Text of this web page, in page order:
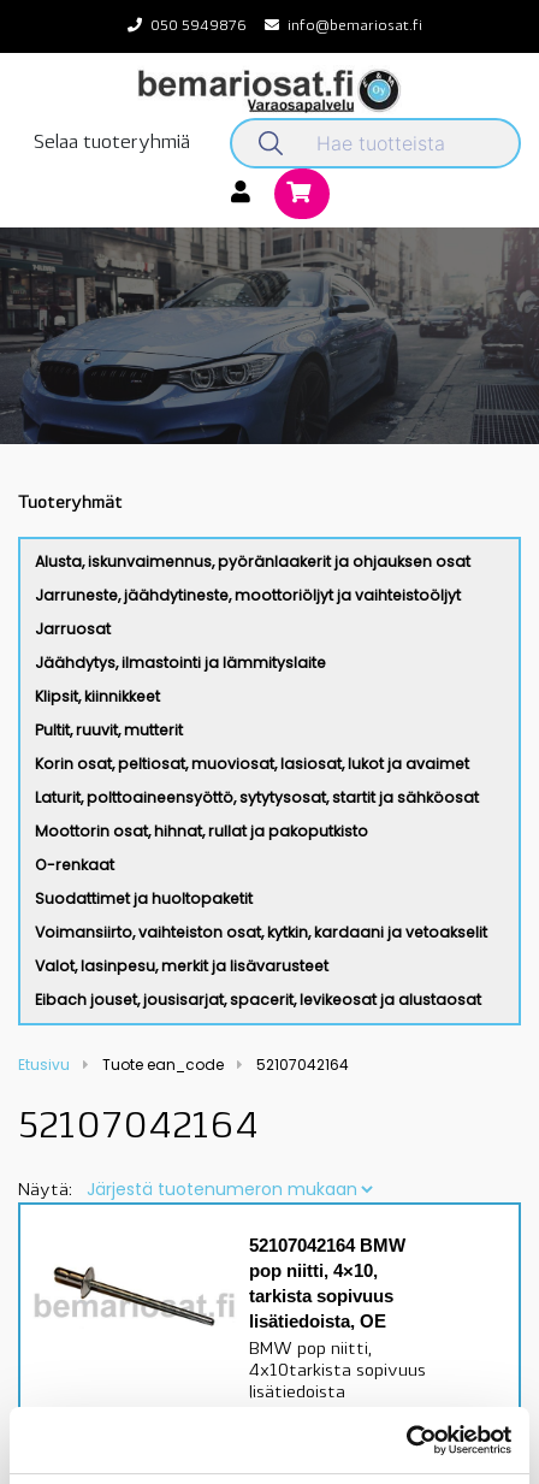
content
050 5949876 info@bemariosat.fi
Selaa tuoteryhmiä
Tuoteryhmät
Alusta, iskunvaimennus, pyöränlaakerit ja ohjauksen osat
Jarruneste, jäähdytineste, moottoriöljyt ja vaihteistoöljyt
Jarruosat
Jäähdytys, ilmastointi ja lämmityslaite
Klipsit, kiinnikkeet
Pultit, ruuvit, mutterit
Korin osat, peltiosat, muoviosat, lasiosat, lukot ja avaimet
Laturit, polttoaineensyöttö, sytytysosat, startit ja sähköosat
Moottorin osat, hihnat, rullat ja pakoputkisto
O-renkaat
Suodattimet ja huoltopaketit
Voimansiirto, vaihteiston osat, kytkin, kardaani ja vetoakselit
Valot, lasinpesu, merkit ja lisävarusteet
Eibach jouset, jousisarjat, spacerit, levikeosat ja alustaosat
Etusivu Tuote ean_code 52107042164
52107042164
Näytä:
52107042164 BMW
pop niitti, 4×10,
tarkista sopivuus
lisätiedoista, OE
BMW pop niitti,
4x10tarkista sopivuus
lisätiedoista
Alkuperäinen BMW osa
Varastossa,